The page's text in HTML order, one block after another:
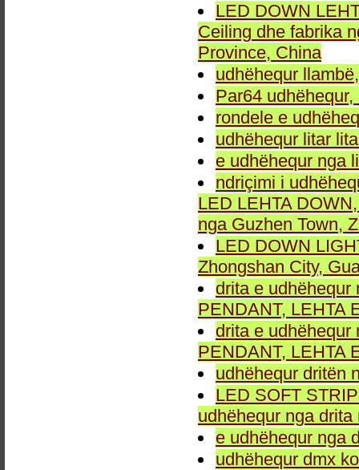
LED DOWN
Ceiling dhe fabrika
Province, China
udhëhequr
Par64
rondele e
udhëhequr litar
e udhëhequr nga
ndriçimi i
LED LEHTA
nga Guzhen Town,
LED DOWN
Zhongshan City,
drita e udhëhequr
PENDANT, LEHTA
drita e udhëhequr
PENDANT, LEHTA
udhëhequr dritën
LED SOFT
udhëhequr nga
e udhëhequr nga
udhëhequr dmx